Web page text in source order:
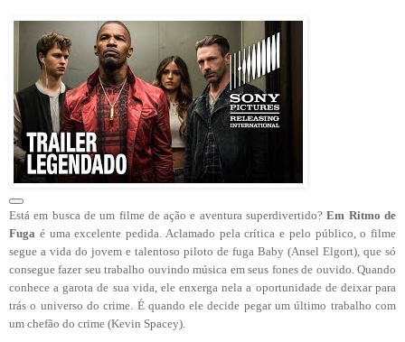
Está em busca de um filme de ação e aventura superdivertido?Em Ritmo de
Fuga é uma excelente pedida. Aclamado pela crítica e pelo público, o filme
segue a vida do jovem e talentoso piloto de fuga Baby (Ansel Elgort), que só
consegue fazer seu trabalho ouvindo música em seus fones de ouvido. Quando
conhece a garota de sua vida, ele enxerga nela a oportunidade de deixar para
trás o universo do crime. É quando ele decide pegar um último trabalho com
um chefão do crime (Kevin Spacey).